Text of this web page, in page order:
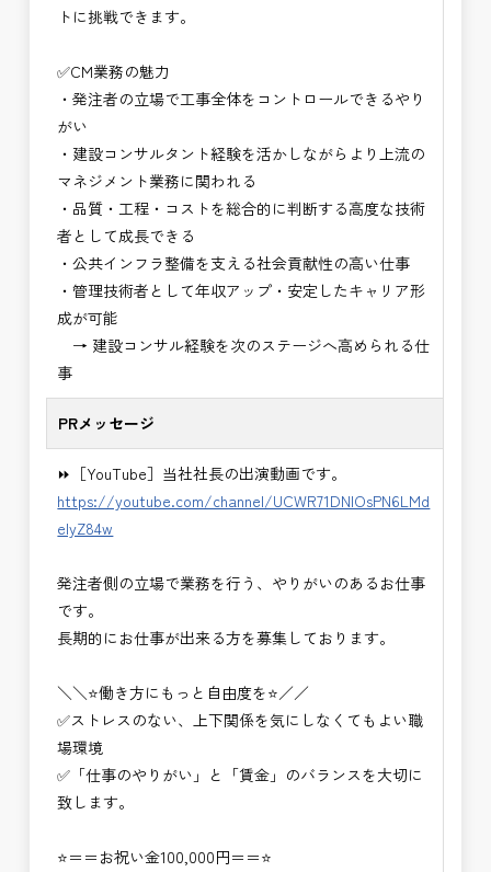
・設計コンサルティング業務（数量算出、図面の
・河川巡視支援業務
・道路許認可審査・適正化指導業務
・調査設計資料作成業務
・施工体制調査員
・建設プロジェクト・マネジメント業務
・PM業務、CM業務
※応募書類等の送付方法につきましては、基本的に
Ｅメールで送付
頂きたいと思います。
トに挑戦できます。
✅CM業務の魅力
・発注者の立場で工事全体をコントロールできるやり
がい
・建設コンサルタント経験を活かしながらより上流の
マネジメント業務に関われる
・品質・工程・コストを総合的に判断する高度な技術
者として成長できる
・公共インフラ整備を支える社会貢献性の高い仕事
・管理技術者として年収アップ・安定したキャリア形
成が可能
→ 建設コンサル経験を次のステージへ高められる仕
事
PRメッセージ
⏩［YouTube］当社社長の出演動画です。
https://youtube.com/channel/UCWR71DNlOsPN6LMd
eIyZ84w
発注者側の立場で業務を行う、やりがいのあるお仕事
です。
長期的にお仕事が出来る方を募集しております。
＼＼⭐働き方にもっと自由度を⭐／／
✅ストレスのない、上下関係を気にしなくてもよい職
場環境
✅「仕事のやりがい」と「賃金」のバランスを大切に
致します。
⭐＝＝お祝い金100,000円＝＝⭐